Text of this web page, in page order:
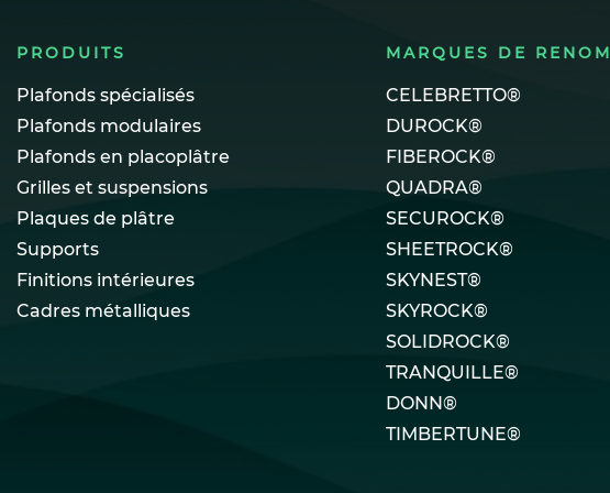
PRODUITS
Plafonds spécialisés
Plafonds modulaires
Plafonds en placoplâtre
Grilles et suspensions
Plaques de plâtre
Supports
Finitions intérieures
Cadres métalliques
MARQUES DE RENOM
CELEBRETTO®
DUROCK®
FIBEROCK®
QUADRA®
SECUROCK®
SHEETROCK®
SKYNEST®
SKYROCK®
SOLIDROCK®
TRANQUILLE®
DONN®
TIMBERTUNE®